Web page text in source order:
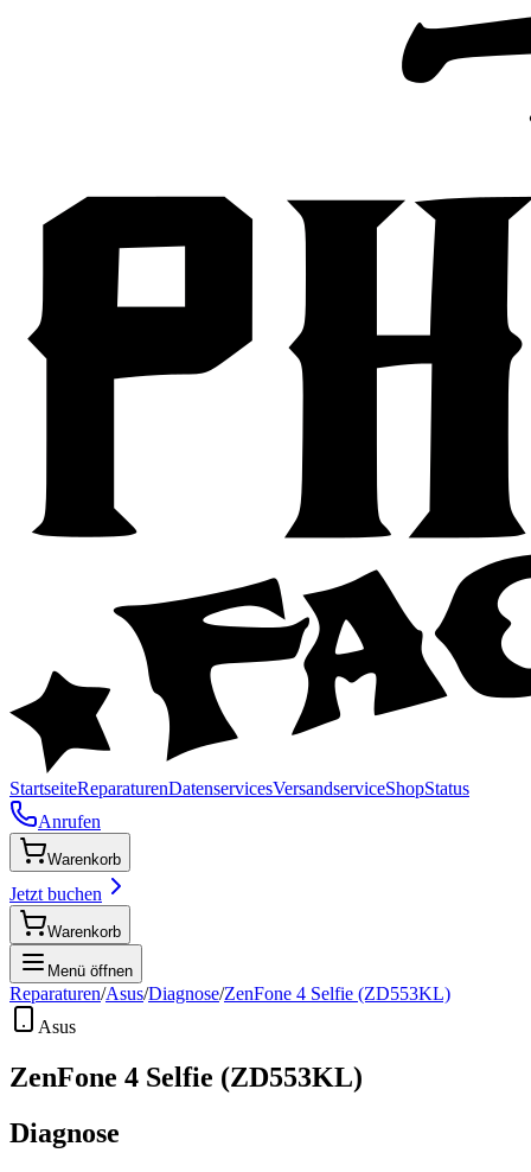
StartseiteReparaturenDatenservicesVersandserviceShopStatus
Anrufen
Warenkorb
Jetzt buchen
Warenkorb
Menü öffnen
Reparaturen/Asus/Diagnose/ZenFone 4 Selfie (ZD553KL)
Asus
ZenFone 4 Selfie (ZD553KL)
Diagnose